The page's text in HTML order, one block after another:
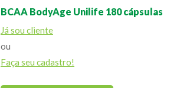
BCAA BodyAge Unilife 180 cápsulas
Já sou cliente
ou
Faça seu cadastro!